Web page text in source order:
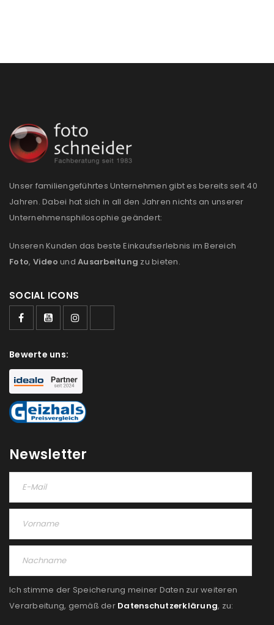
Unser familiengeführtes Unternehmen gibt es bereits seit 40
Jahren. Dabei hat sich in all den Jahren nichts an unserer
Unternehmensphilosophie geändert:
Unseren Kunden das beste Einkaufserlebnis im Bereich
Foto, Video und Ausarbeitung zu bieten.
SOCIAL ICONS
Bewerte uns:
Newsletter
Ich stimme der Speicherung meiner Daten zur weiteren
Verarbeitung, gemäß der Datenschutzerklärung, zu: